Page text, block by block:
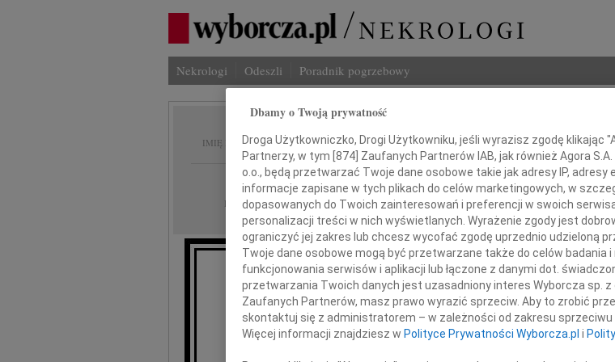
Nekrologi Odeszli Poradnik pogrzebowy
IMIĘ I NAZWISKO: Jerzy Bączkowski
REGION: Radom
DATA EMISJI: 10.01.2013
Poruszeni śmiercią naszego Kolegi
Jurka Bączkowskiego
Dbamy o Twoją prywatność
Droga Użytkowniczko, Drogi Użytkowniku, jeśli wyrazisz zgodę klikając
Partnerzy, w tym [ 874 ] Zaufanych Partnerów IAB, jak również Agora
o.o., będą przetwarzać Twoje dane osobowe takie jak adresy IP,
informacje zapisane w tych plikach do celów marketingowych, w
dopasowanych do Twoich zainteresowań i preferencji w swoich
personalizacji treści w nich wyświetlanych. Wyrażenie zgody jest
ograniczyć jej zakres lub chcesz wycofać zgodę uprzednio udzieloną
Twoje dane osobowe mogą być przetwarzane także do celów badania
funkcjonowania serwisów i aplikacji lub łączone z danymi dot.
przetwarzania Twoich danych jest uzasadniony interes Wyborcza sp. z
Zaufanych Partnerów, masz prawo wyrazić sprzeciw. Aby to zrobić
skontaktuj się z administratorem – w zależności od zakresu
Więcej informacji znajdziesz w Polityce Prywatności Wyborcza.pl i